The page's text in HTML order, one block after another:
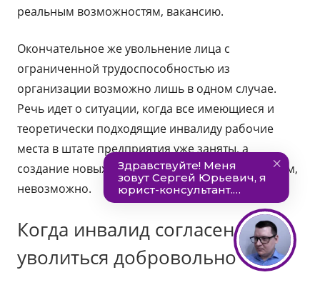
реальным возможностям, вакансию.
Окончательное же увольнение лица с
ограниченной трудоспособностью из
организации возможно лишь в одном случае.
Речь идет о ситуации, когда все имеющиеся и
теоретически подходящие инвалиду рабочие
места в штате предприятия уже заняты, а
создание новых вакансий, по каким-то причинам,
невозможно.
Когда инвалид согласен
уволиться добровольно